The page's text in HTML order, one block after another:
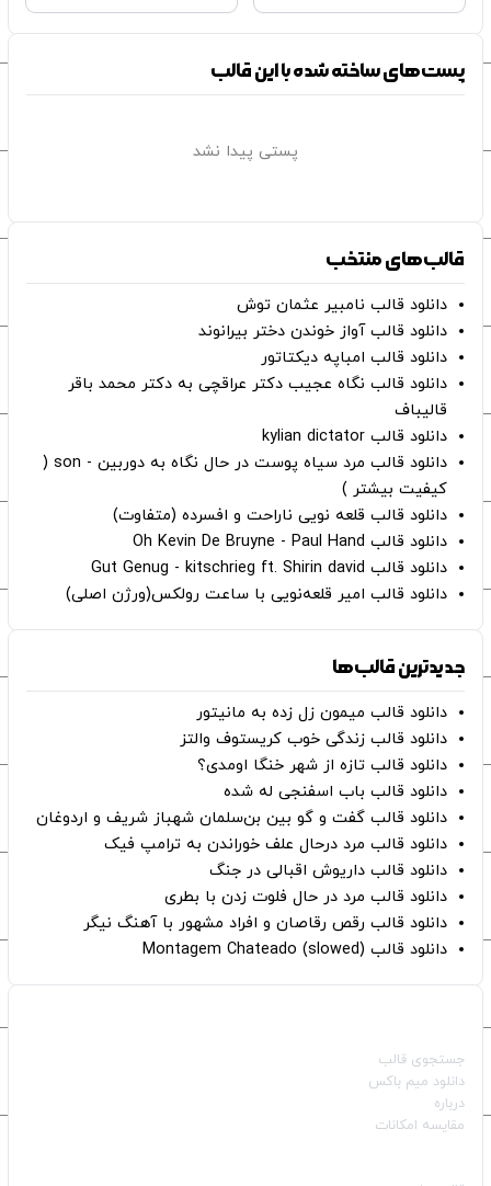
پست‌های ساخته شده با این قالب
پستی پیدا نشد
قالب‌های منتخب
دانلود قالب نامبیر عثمان ‌توش
دانلود قالب آواز خوندن دختر بیرانوند
دانلود قالب امباپه دیکتاتور
دانلود قالب نگاه عجیب دکتر عراقچی به دکتر محمد باقر
قالیباف
دانلود قالب kylian dictator
دانلود قالب مرد سیاه پوست در حال نگاه به دوربین - son (
کیفیت بیشتر )
دانلود قالب قلعه نویی ناراحت و افسرده (متفاوت)
دانلود قالب Oh Kevin De Bruyne - Paul Hand
دانلود قالب Gut Genug - kitschrieg ft. Shirin david
دانلود قالب امیر قلعه‌نویی با ساعت رولکس(ورژن اصلی)
جدیدترین قالب‌ها
دانلود قالب میمون زل زده به مانیتور
دانلود قالب زندگی خوب کریستوف والتز
دانلود قالب تازه از شهر خنگا اومدی؟
دانلود قالب باب اسفنجی له شده
دانلود قالب گفت و گو بین بن‌سلمان شهباز شریف و اردوغان
دانلود قالب مرد درحال علف خوراندن به ترامپ فیک
دانلود قالب داریوش اقبالی در جنگ
دانلود قالب مرد در حال فلوت زدن با بطری
دانلود قالب رقص رقاصان و افراد مشهور با آهنگ نیگر
دانلود قالب Montagem Chateado (slowed)
جستجوی قالب
دانلود میم باکس
درباره
مقایسه امکانات